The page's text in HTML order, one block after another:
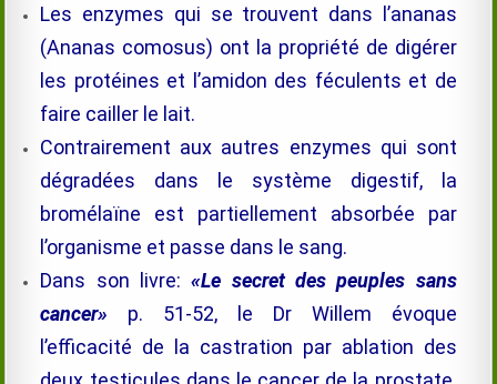
Les enzymes qui se trouvent dans l’ananas
(Ananas comosus) ont la propriété de digérer
les protéines et l’amidon des féculents et de
faire cailler le lait.
Contrairement aux autres enzymes qui sont
dégradées dans le système digestif, la
bromélaïne est partiellement absorbée par
l’organisme et passe dans le sang.
Dans son livre:«Le secret des peuples sans
cancer» p. 51-52, le Dr Willem évoque
l’efficacité de la castration par ablation des